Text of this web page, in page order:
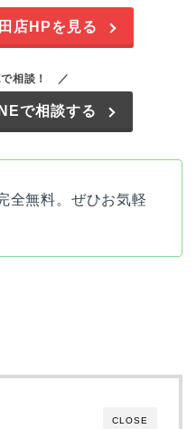
店HPを見る
相談！
で相談する
全無料。ぜひお気軽
CLOSE